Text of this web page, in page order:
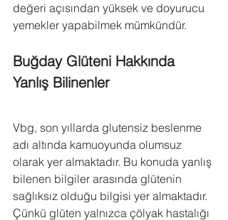
değeri açısından yüksek ve doyurucu
yemekler yapabilmek mümkündür.
Buğday Glüteni Hakkında
Yanlış Bilinenler
Vbg, son yıllarda glutensiz beslenme
adı altında kamuoyunda olumsuz
olarak yer almaktadır. Bu konuda yanlış
bilenen bilgiler arasında glütenin
sağlıksız olduğu bilgisi yer almaktadır.
Çünkü glüten yalnızca çölyak hastalığı